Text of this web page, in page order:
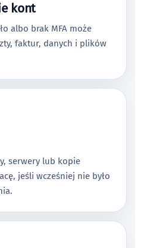
kont
albo brak MFA może
faktur, danych i plików
serwery lub kopie
jeśli wcześniej nie było